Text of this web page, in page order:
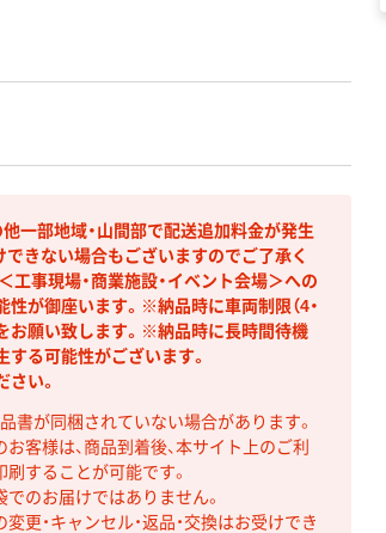
一部地域・山間部で配送追加料金が発生
きない場合もございますのでご了承く
事現場・商業施設・イベント会場＞への
が御座います。※納品時に車両制限（4・
お願い致します。※納品時に長時間待機
する可能性がございます。
い。
書が同梱されていない場合があります。
客様は、商品到着後、本サイト上のご利
することが可能です。
のお届けではありません。
更・キャンセル・返品・交換はお受けでき